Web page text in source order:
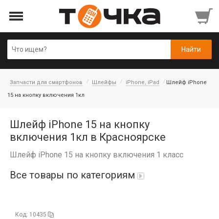
Запчасти для смартфонов Шлейфы iPhone, iPad
Шлейф iPhone
15 на кнопку включения 1кл
Шлейф iPhone 15 на кнопку
включения 1кл в Красноярске
Шлейф iPhone 15 на кнопку включения 1 класс
Код: 10435
Все товары по категориям